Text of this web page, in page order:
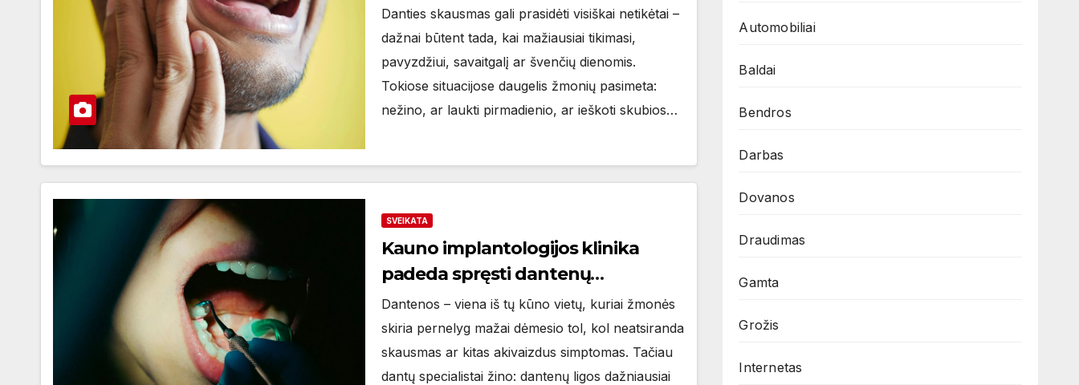
kreiptis
Danties skausmas gali prasidėti visiškai netikėtai –
dažnai būtent tada, kai mažiausiai tikimasi,
pavyzdžiui, savaitgalį ar švenčių dienomis.
Tokiose situacijose daugelis žmonių pasimeta:
nežino, ar laukti pirmadienio, ar ieškoti skubios…
SVEIKATA
Kauno implantologijos klinika
padeda spręsti dantenų
problemas kol jos netapo rimtomis
Dantenos – viena iš tų kūno vietų, kuriai žmonės
skiria pernelyg mažai dėmesio tol, kol neatsiranda
skausmas ar kitas akivaizdus simptomas. Tačiau
dantų specialistai žino: dantenų ligos dažniausiai
Automobiliai
Baldai
Bendros
Darbas
Dovanos
Draudimas
Gamta
Grožis
Internetas